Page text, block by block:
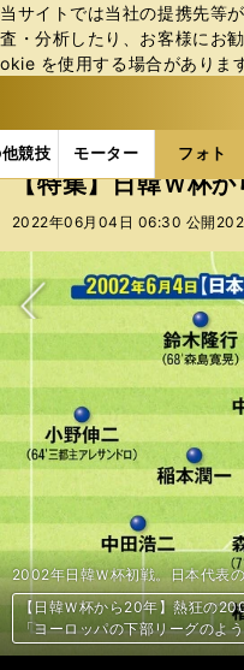
当サイトでは当社の提携先等
査・分析したり、お客様にお
okie を使⽤する場合がありま
競技 モーター フォト
b
ス
ポ
ル
ー
バ
フォトギャラリー
【特集】日韓Ｗ杯
2022年06月04日 06:30 公開
次へ
2002年日韓Ｗ杯初戦。日本代表
【日韓Ｗ杯から20年】熱狂の
「ヨーロッパの下部リーグのよ
日本がＷ杯初勝利を挙げた、ロシ
【日韓Ｗ杯から20年】熱狂の
「ヨーロッパの下部リーグのよ
日本がグループ１位突破を決めた
【日韓Ｗ杯から20年】2002年
さの否定による勝利とトルシエ
先発の２トップを変えた日本。ラ
【日韓Ｗ杯から20年】2002年
さの否定による勝利とトルシエ
2002年日韓Ｗ杯初戦のベルギー
【日韓Ｗ杯から20年】熱狂の
「ヨーロッパの下部リーグのよ
photo by Rokukawa Norio
ロシア戦で決勝ゴールを決めた稲
【日韓Ｗ杯から20年】熱狂の
「ヨーロッパの下部リーグのよ
photo by Rokukawa Norio
フェイスガードをつけて奮闘した
【日韓Ｗ杯から20年】熱狂の
「ヨーロッパの下部リーグのよ
photo by Rokukawa Norio
2002年日韓Ｗ杯。決勝トーナメ
【日韓Ｗ杯から20年】2002年ワ
さの否定による勝利とトルシエ
photo by Getty Images
チュニジア戦で決勝ゴールを決め
【日韓Ｗ杯から20年】2002年ワ
さの否定による勝利とトルシエ
photo by Rokukawa Norio
2002年日韓Ｗ杯で活躍が目立っ
【日韓Ｗ杯から20年】2002年
だった11人を選出。豪華に見え
2002年日韓Ｗ杯で期待外れに終
【日韓Ｗ杯から20年】2002年
だった11人を選出。豪華に見え
2002年日韓Ｗ杯得点王のロナウ
【日韓Ｗ杯から20年】2002年の
だった11人を選出。豪華に見え
photo by Getty Images
優勝トロフィーを掲げる、ブラ
【日韓Ｗ杯から20年】2002年の
だった11人を選出。豪華に見え
photo by Rokukawa Norio
大会MVPに選ばれた、オリバー
【日韓Ｗ杯から20年】2002年の
だった11人を選出。豪華に見え
photo by Rokukawa Norio
ドイツを決勝まで導いたミヒャエ
【日韓Ｗ杯から20年】2002年の
だった11人を選出。豪華に見え
photo by Rokukawa Norio
熱狂的な人気を呼んだ、デビッド
【日韓Ｗ杯から20年】2002年の
だった11人を選出。豪華に見え
photo by Rokukawa Norio
韓国のベスト４躍進に貢献したア
【日韓Ｗ杯から20年】2002年の
だった11人を選出。豪華に見え
photo by Rokukawa Norio
2002年日韓Ｗ杯はケガで活躍で
【日韓Ｗ杯から20年】2002年の
だった11人を選出。豪華に見え
photo by Getty Images
活躍ができず期待外れに終わっ
【日韓Ｗ杯から20年】2002年の
だった11人を選出。豪華に見え
photo by Rokukawa Norio
点取り屋のラウール・ゴンサレ
【日韓Ｗ杯から20年】2002年の
だった11人を選出。豪華に見え
photo by Rokukawa Norio
イタリアの中心として注目され
【日韓Ｗ杯から20年】2002年の
だった11人を選出。豪華に見え
photo by Rokukawa Norio
2002年Ｗ杯について振り返る戸
戸田和幸「最初は強く断った」
へ挑んだ理由 ＞＞
photo by Fujimaki Goh
2002年Ｗ杯初戦のベルギー戦に
戸田和幸「最初は強く断った」
へ挑んだ理由 ＞＞
photo by AFP/AFLO
トルシエ監督の代名詞「フラッ
戸田和幸「Ｗ杯中も楽しいとか
とそうでない選手との差も感じ
photo by Fujimaki Goh
体を張ってロシアの攻撃を封じて
戸田和幸「Ｗ杯中も楽しいとか
とそうでない選手との差も感じ
photo by REUTERS/AFLO
決勝トーナメント１回戦、トル
トルシエ監督が奇策に出た日韓
えるが、自分を代えればよかった
photo by Press Association/
トルシエ監督が奇策に出た日韓
えるが、自分を代えればよかった
photo by Fujimaki Goh
1993年に日本で開催されたＵ－
宮本恒靖が驚きと緊張感で「う
にまとわりつくような空気を感
photo by AFLO
2002年日韓Ｗ杯について振り返る
宮本恒靖が驚きと緊張感で「う
にまとわりつくような空気を感
photo by Sano Miki
宮本恒靖が明かす「フラット３
整」していた＞＞
photo by Sano Miki
Ｗ杯初勝利を飾ってDF陣たちと
宮本恒靖が明かす「フラット３
整」していた＞＞
photo by Getty images
宮本恒靖のトレードマークとなっ
「バットマン」と呼ばれた宮本
真実＞＞
photo by Press Association/
「バットマン」と呼ばれた宮本
真実＞＞
photo by Sano Miki
2002年Ｗ杯の得点王となったロ
超リッチなロナウド、バイエル
スターたちはいま＞＞
illustration by Yamazoe Toshio
木村和司氏（左）と金田喜稔氏（
金田喜稔×木村和司対談「トル
ることは正しかった」＞＞
photo by Takahashi Manabu
今や日本代表の大半が海外でプ
カーの進歩の証」と口をそろえる
金田喜稔×木村和司対談「トル
ることは正しかった」＞＞
photo by Sueishi Naoyoshi
レジェンドふたりがカタールＷ
「ポイチに『もっと早く出せ』
２人が期待するのは「三笘薫」＞
photo by Sueishi Naoyoshi
木村和司氏（左）と金田喜稔氏（
「ポイチに『もっと早く出せ』
２人が期待するのは「三笘薫」＞
photo by Takahashi Manabu
日本でも多くの女性ファンにア
母国を追われたハカン・シュク
人気者たちはいま＞＞
photo by AFLO
トルコ戦では西澤明訓（後列右
から２番目）の２トップで臨んだ
明神智和が明かす20年前のトル
いワンプレー＞＞
photo by Getty Images
明神智和はトルコ戦でも体を投
明神智和が20年前の日本代表の
に物狂いだったかというと、ノ
photo by Getty Images
日韓Ｗ杯で日本代表の初勝利、
明神智和が語る日本サッカーの
世界のスタンダードに到達した＞
photo by Getty Images
2002年Ｗ杯決勝の笛を吹いたピ
マイケル・オーウェン、クリス
ローとヒールはいま＞＞
photo by Yamazoe Toshio
日韓Ｗ杯時は金髪だった当時22歳
稲本潤一が20年前の日本代表メ
中村俊輔の落選など、どう感じて
photo by AFLO
中田英寿と稲本潤一は学年で３年
稲本潤一が振り返る日韓Ｗ杯の
カイチ」と絶賛した選手との連
photo by AFLO
コロナ禍を経て、スタジアムに観
産業としての日本サッカーは想
わった＞＞
photo by Sano Miki
日韓Ｗ杯で正GKを務めた楢﨑正剛
楢﨑正剛がトルシエ監督に抱い
腹立たしく思うことは結構あった
photo by AFLO
雨の降る宮城スタジアムでトルコ
楢﨑正剛はベルギー戦後、トル
ンケチョンに言われた。だけど…
photo by AFLO
日韓Ｗ杯における日本代表メン
山本昌邦が振り返る20年前の長
ーはこうして決まった＞＞
photo by Sano Miki
決勝トーナメント１回戦のトル
トルシエ監督の「奇策」の真相
西澤明訓を抜擢した理由を明か
photo by Getty Images
前回のロシア大会ではＷ杯８強
山本昌邦が森保ジャパンに望む
り、結束力」＞＞
photo by Getty Images
横浜国際競技場で優勝カップを
「なぜブラジルが世界の頂点に
年、チームスタッフが見た2002
photo by Reuters／AFLO
大会得点王となったロナウド。
ロナウドが準決勝前に髪型を変
2002年Ｗ杯優勝、ブラジル代表
photo by Reuter／ AFLO
1997年のＷ杯アジア最終予選で
中村憲剛＆佐藤寿人が振り返る
でパスしてるんだよ！」＞＞
photo by AFLO
2006年ドイツ大会の日本代表メ
中村憲剛と佐藤寿人がワールド
のあとがマキじゃなくて…」＞＞
photo by AFLO
オシム監督の名言「まだ古い井
中村憲剛＆佐藤寿人が語る、オ
に直談判しに行こうと思った」＞
photo by AFLO
南アフリカＷ杯のパラグアイ戦に
中村憲剛と佐藤寿人にとってワ
ば、その１点で人生が変わった
photo by AFLO
前へ